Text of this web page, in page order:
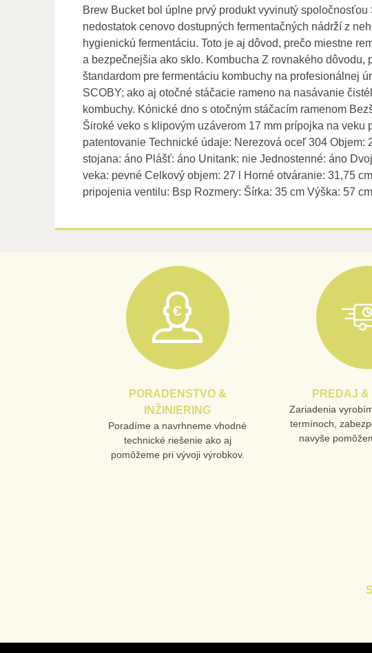
Brew Bucket bol úplne prvý produkt vyvinutý
nedostatok cenovo dostupných fermentačných nádrží z
hygienickú fermentáciu. Toto je aj dôvod, prečo miestne
a bezpečnejšia ako sklo. Kombucha Z rovnakého
štandardom pre fermentáciu kombuchy na profesionálnej
SCOBY; ako aj otočné stáčacie rameno na nasávanie
kombuchy. Kónické dno s otočným stáčacím ramenom
Široké veko s klipovým uzáverom 17 mm prípojka na
patentovanie Technické údaje: Nerezová oceľ 304
stojana: áno Plášť: áno Unitank: nie Jednostenné: áno
veka: pevné Celkový objem: 27 l Horné otváranie: 31,75
pripojenia ventilu: Bsp Rozmery: Šírka: 35 cm Výška: 57
PORADENSTVO &
INŽINIERING
Poradíme a navrhneme vhodné
technické riešenie ako aj
pomôžeme pri vývoji výrobkov.
PREDAJ &
Zariadenia
termínoch,
navyše